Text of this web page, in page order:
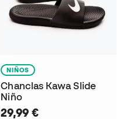
NIÑOS
Chanclas Kawa Slide
Niño
29,99 €